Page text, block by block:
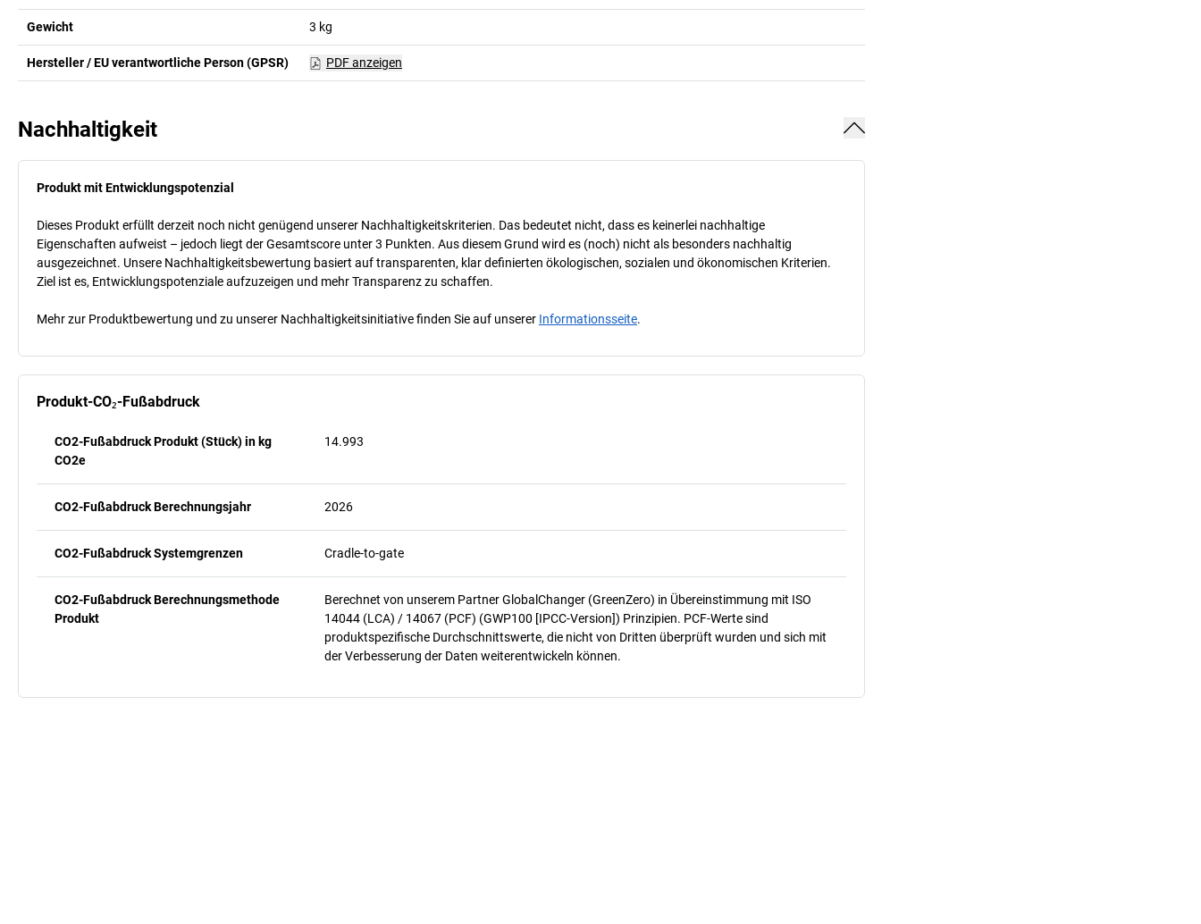
Gewicht 3 kg
Hersteller / EU verantwortliche Person (GPSR) PDF anzeigen
Nachhaltigkeit
Produkt mit Entwicklungspotenzial
Dieses Produkt erfüllt derzeit noch nicht genügend unserer Nachhaltigkeitskriterien. Das bedeutet nicht, dass es keinerlei nachhaltige
Eigenschaften aufweist – jedoch liegt der Gesamtscore unter 3 Punkten. Aus diesem Grund wird es (noch) nicht als besonders nachhaltig
ausgezeichnet. Unsere Nachhaltigkeitsbewertung basiert auf transparenten, klar definierten ökologischen, sozialen und ökonomischen Kriterien.
Ziel ist es, Entwicklungspotenziale aufzuzeigen und mehr Transparenz zu schaffen.
Mehr zur Produktbewertung und zu unserer Nachhaltigkeitsinitiative finden Sie auf unserer Informationsseite.
Produkt-CO₂-Fußabdruck
CO2-Fußabdruck Produkt (Stück) in kg
CO2e
14.993
CO2-Fußabdruck Berechnungsjahr 2026
CO2-Fußabdruck Systemgrenzen Cradle-to-gate
CO2-Fußabdruck Berechnungsmethode
Produkt
Berechnet von unserem Partner GlobalChanger (GreenZero) in Übereinstimmung mit ISO
14044 (LCA) / 14067 (PCF) (GWP100 [IPCC-Version]) Prinzipien. PCF-Werte sind
produktspezifische Durchschnittswerte, die nicht von Dritten überprüft wurden und sich mit
der Verbesserung der Daten weiterentwickeln können.